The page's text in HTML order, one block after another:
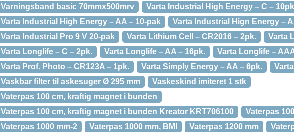
Varningsband basic 70mmx500mrv
Varta Industrial High Energy – C –
Varta Industrial High Energy – AA – 10-pak
Varta Industrial Hign Energy –
Varta Industrial Pro 9 V 20-pak
Varta Lithium Cell – CR2016 – 2pk.
Varta
Varta Longlife – C – 2pk.
Varta Longlife – AA – 16pk.
Varta Longlife –
Varta Prof. Photo – CR123A – 1pk.
Varta Simply Energy – AA – 6pk.
Vaskbar filter til askesuger Ø 295 mm
Vaskeskind imiteret 1 stk
Vaterpas 100 cm, kraftig magnet i bunden
Vaterpas 100 cm, kraftig magnet i bunden Kreator KRT706100
Vaterpas
Vaterpas 1000 mm-2
Vaterpas 1000 mm, BMI Vaterpas 1200 mm